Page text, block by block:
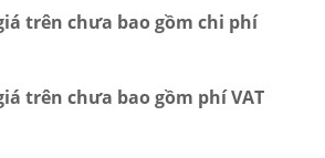
trên chưa bao gồm chi phí
trên chưa bao gồm phí VAT